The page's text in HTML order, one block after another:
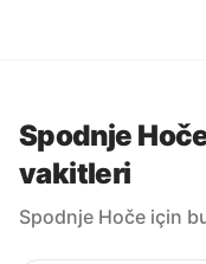
Spodnje
vakitleri
Spodnje Hoče için